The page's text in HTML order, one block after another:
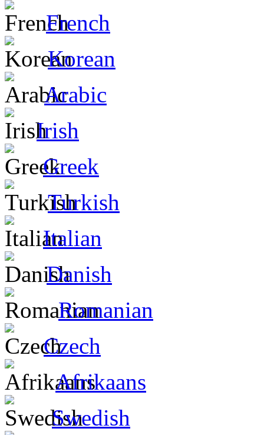
French
Korean
Arabic
Irish
Greek
Turkish
Italian
Danish
Romanian
Czech
Afrikaans
Swedish